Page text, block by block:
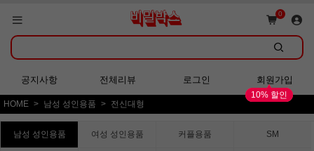
0
회원가입 시 다양한 혜택 증정!
쇼핑몰 GRAND OPEN!
공지사항 전체리뷰 로그인 회원가입
10% 할인
HOME
남성 성인용품 전신대형
남성 성인용품 여성 성인용품 커플용품 SM